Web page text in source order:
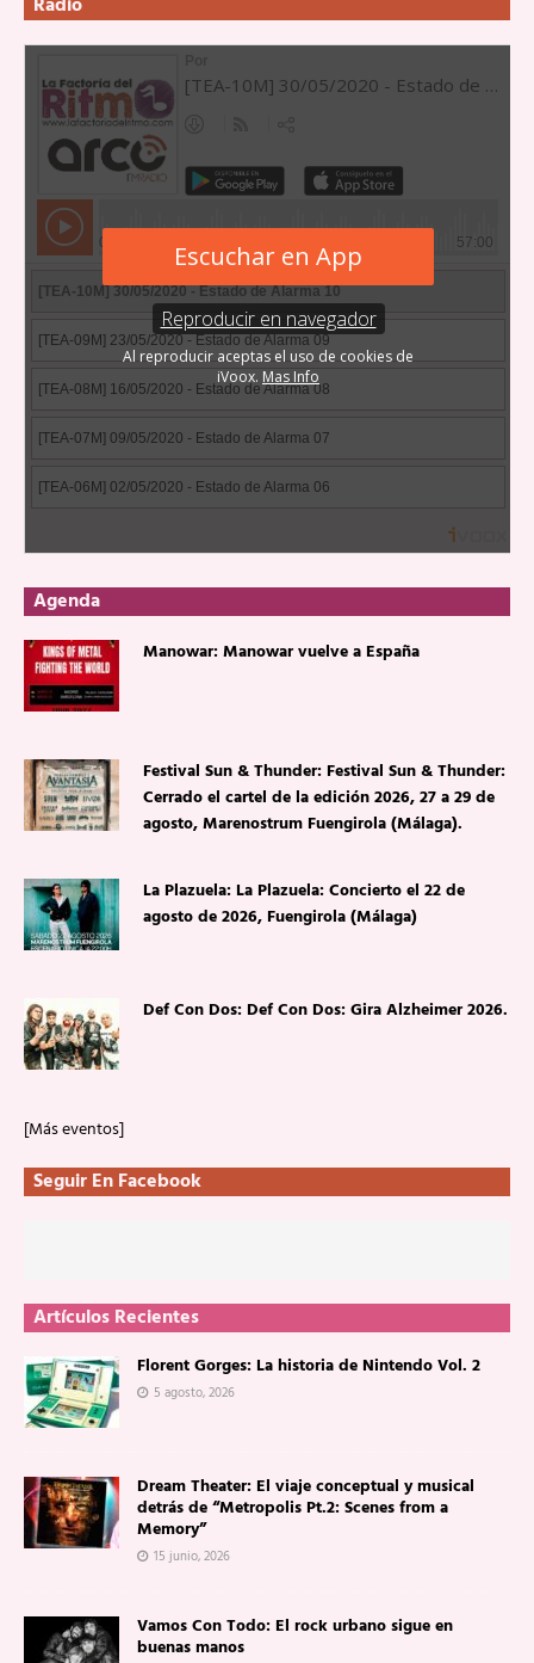
Agenda
Manowar: Manowar vuelve a España
Festival Sun & Thunder: Festival Sun & Thunder:
Cerrado el cartel de la edición 2026, 27 a 29 de
agosto, Marenostrum Fuengirola (Málaga).
La Plazuela: La Plazuela: Concierto el 22 de
agosto de 2026, Fuengirola (Málaga)
Def Con Dos: Def Con Dos: Gira Alzheimer 2026.
[Más eventos]
Seguir En Facebook
Artículos Recientes
Florent Gorges: La historia de Nintendo Vol. 2
5 agosto, 2026
Dream Theater: El viaje conceptual y musical
detrás de “Metropolis Pt.2: Scenes from a
Memory”
15 junio, 2026
Vamos Con Todo: El rock urbano sigue en
buenas manos